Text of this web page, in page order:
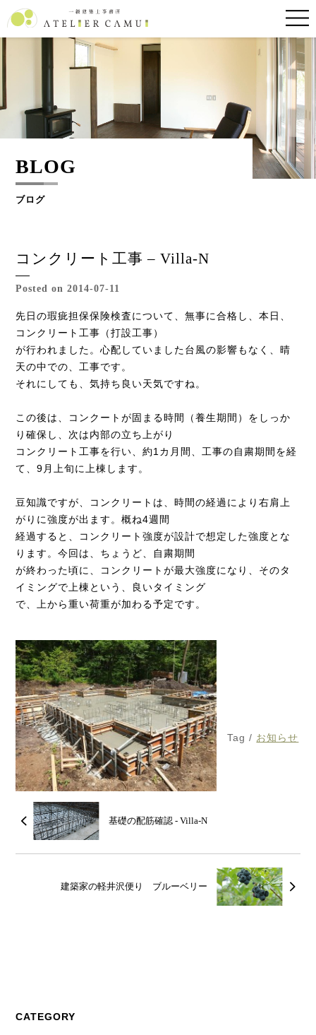
BLOG
ブログ
コンクリート工事 – Villa-N
Posted on 2014-07-11
先日の瑕疵担保保険検査について、無事に合格し、本日、
コンクリート工事（打設工事）
が行われました。心配していました台風の影響もなく、晴
天の中での、工事です。
それにしても、気持ち良い天気ですね。
この後は、コンクートが固まる時間（養生期間）をしっか
り確保し、次は内部の立ち上がり
コンクリート工事を行い、約1カ月間、工事の自粛期間を経
て、9月上旬に上棟します。
豆知識ですが、コンクリートは、時間の経過により右肩上
がりに強度が出ます。概ね4週間
経過すると、コンクリート強度が設計で想定した強度とな
ります。今回は、ちょうど、自粛期間
が終わった頃に、コンクリートが最大強度になり、そのタ
イミングで上棟という、良いタイミング
で、上から重い荷重が加わる予定です。
Tag / お知らせ
基礎の配筋確認 - Villa-N
建築家の軽井沢便り ブルーベリー
CATEGORY